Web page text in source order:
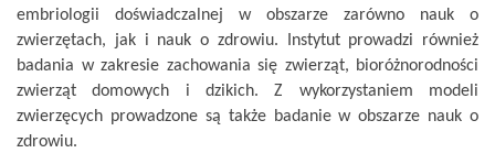
embriologii doświadczalnej w obszarze zarówno nauk o
zwierzętach, jak i nauk o zdrowiu. Instytut prowadzi również
badania w zakresie zachowania się zwierząt, bioróżnorodności
zwierząt domowych i dzikich. Z wykorzystaniem modeli
zwierzęcych prowadzone są także badanie w obszarze nauk o
zdrowiu.